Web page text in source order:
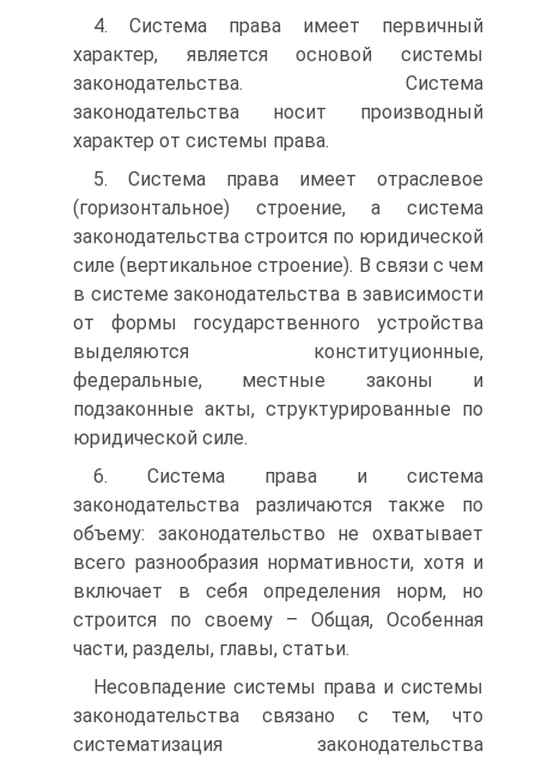
4. Система права имеет первичный
характер, является основой системы
законодательства. Система
законодательства носит производный
характер от системы права.
5. Система права имеет отраслевое
(горизонтальное) строение, а система
законодательства строится по юридической
силе (вертикальное строение). В связи с чем
в системе законодательства в зависимости
от формы государственного устройства
выделяются конституционные,
федеральные, местные законы и
подзаконные акты, структурированные по
юридической силе.
6. Система права и система
законодательства различаются также по
объему: законодательство не охватывает
всего разнообразия нормативности, хотя и
включает в себя определения норм, но
строится по своему – Общая, Особенная
части, разделы, главы, статьи.
Несовпадение системы права и системы
законодательства связано с тем, что
систематизация законодательства